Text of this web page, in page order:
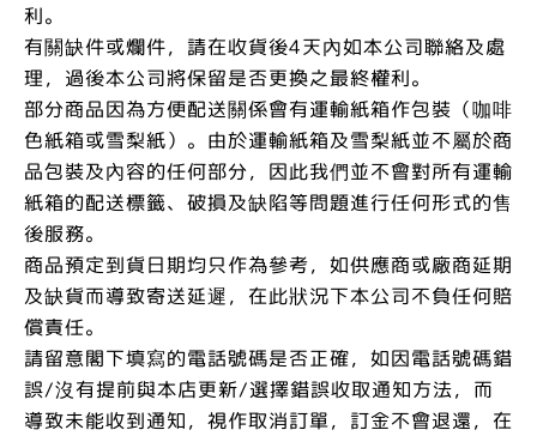
利。
有關缺件或爛件，請在收貨後4天內如本公司聯絡及處
理，過後本公司將保留是否更換之最終權利。
部分商品因為方便配送關係會有運輸紙箱作包裝（咖啡
色紙箱或雪梨紙）。由於運輸紙箱及雪梨紙並不屬於商
品包裝及內容的任何部分，因此我們並不會對所有運輸
紙箱的配送標籤、破損及缺陷等問題進行任何形式的售
後服務。
商品預定到貨日期均只作為參考，如供應商或廠商延期
及缺貨而導致寄送延遲，在此狀況下本公司不負任何賠
償責任。
請留意閣下填寫的電話號碼是否正確，如因電話號碼錯
誤/沒有提前與本店更新/選擇錯誤收取通知方法，而
導致未能收到通知，視作取消訂單，訂金不會退還，在